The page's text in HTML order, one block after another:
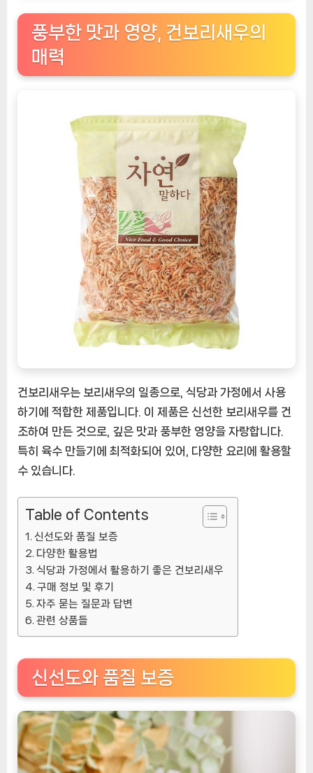
당
과
가
정
[EatingNOW
품]
풍부한 맛과 영양, 건보리새우의
매력
건보리새우는 보리새우의 일종으로, 식당과 가정에서 사용
하기에 적합한 제품입니다. 이 제품은 신선한 보리새우를 건
조하여 만든 것으로, 깊은 맛과 풍부한 영양을 자랑합니다.
특히 육수 만들기에 최적화되어 있어, 다양한 요리에 활용할
수 있습니다.
Table of Contents
신선도와 품질 보증
다양한 활용법
식당과 가정에서 활용하기 좋은 건보리새우
구매 정보 및 후기
자주 묻는 질문과 답변
관련 상품들
신선도와 품질 보증